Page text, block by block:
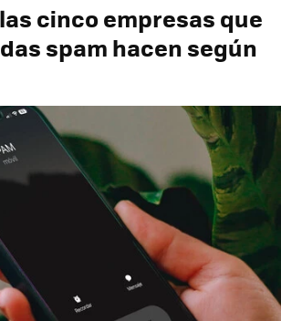
cinco empresas que
spam hacen según